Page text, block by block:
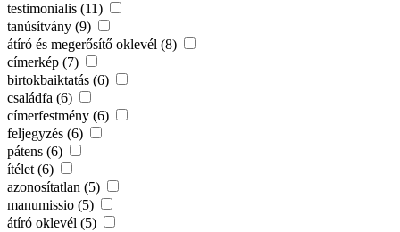
testimonialis (11)
tanúsítvány (9)
átíró és megerősítő oklevél (8)
címerkép (7)
birtokbaiktatás (6)
családfa (6)
címerfestmény (6)
feljegyzés (6)
pátens (6)
ítélet (6)
azonosítatlan (5)
manumissio (5)
átíró oklevél (5)